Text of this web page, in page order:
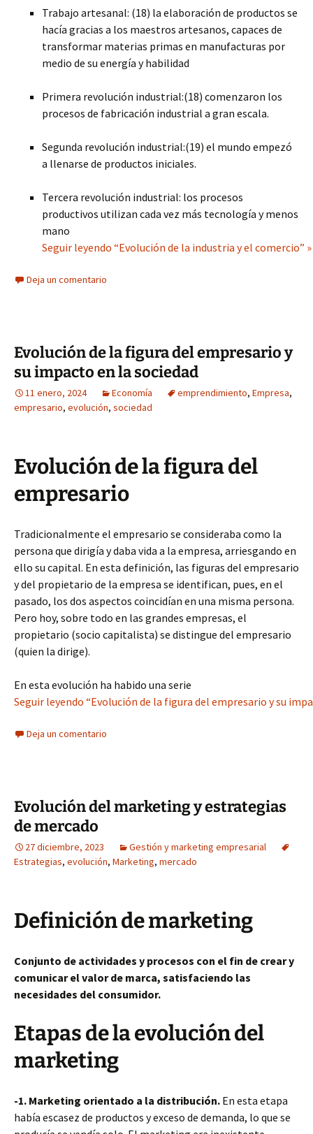
Trabajo artesanal: (18) la elaboración de productos se
hacía gracias a los maestros artesanos, capaces de
transformar materias primas en manufacturas por
medio de su energía y habilidad
Primera revolución industrial:(18) comenzaron los
procesos de fabricación industrial a gran escala.
Segunda revolución industrial:(19) el mundo empezó
a llenarse de productos iniciales.
Tercera revolución industrial: los procesos
productivos utilizan cada vez más tecnología y menos
mano
Seguir leyendo “Evolución de la industria y el comercio” »
Deja un comentario
Evolución de la figura del empresario y
su impacto en la sociedad
11 enero, 2024 Economía emprendimiento, Empresa,
empresario, evolución, sociedad
Evolución de la figura del
empresario
Tradicionalmente el empresario se consideraba como la
persona que dirigía y daba vida a la empresa, arriesgando en
ello su capital. En esta definición, las figuras del empresario
y del propietario de la empresa se identifican, pues, en el
pasado, los dos aspectos coincidían en una misma persona.
Pero hoy, sobre todo en las grandes empresas, el
propietario (socio capitalista) se distingue del empresario
(quien la dirige).
En esta evolución ha habido una serie
Seguir leyendo “Evolución de la figura del empresario y su
Deja un comentario
Evolución del marketing y estrategias
de mercado
27 diciembre, 2023
Gestión y marketing empresarial
Estrategias, evolución, Marketing, mercado
Definición de marketing
Conjunto de actividades y procesos con el fin de crear y
comunicar el valor de marca, satisfaciendo las
necesidades del consumidor.
Etapas de la evolución del
marketing
-1. Marketing orientado a la distribución. En esta etapa
había escasez de productos y exceso de demanda, lo que se